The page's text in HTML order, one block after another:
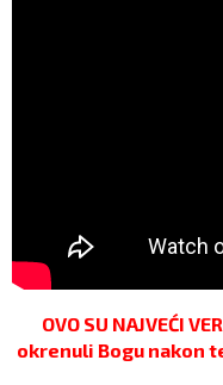
OVO SU NAJVEĆI
okrenuli Bogu nakon